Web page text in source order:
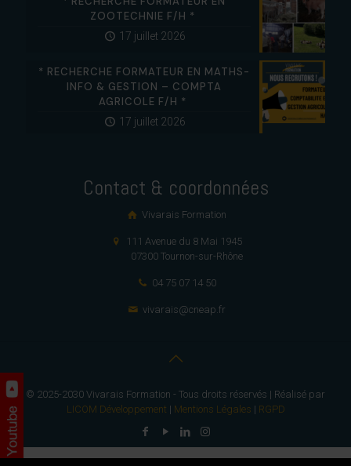
ZOOTECHNIE F/H *
17 juillet 2026
* RECHERCHE FORMATEUR EN MATHS-
INFO & GESTION – COMPTA
AGRICOLE F/H *
17 juillet 2026
Contact & coordonnées
Vivarais Formation
111 Avenue du 8 Mai 1945
07300 Tournon-sur-Rhône
04 75 07 14 50
vivarais@cneap.fr
© 2025-2030 Vivarais Formation - Tous droits réservés | Réalisé par
LICOM Développement | Mentions Légales | RGPD